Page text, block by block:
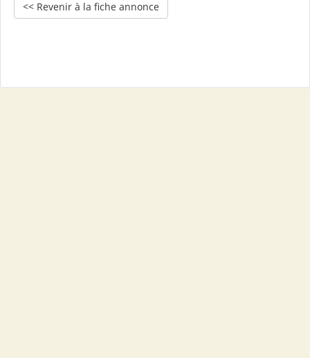
<< Revenir à la fiche annonce